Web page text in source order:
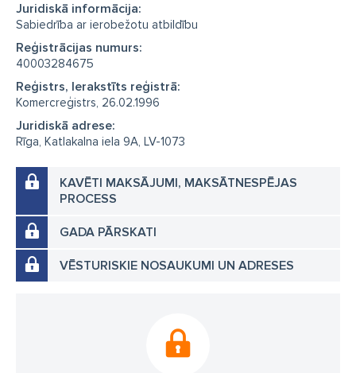
Juridiskā informācija:
Sabiedrība ar ierobežotu atbildību
Reģistrācijas numurs:
40003284675
Reģistrs, Ierakstīts reģistrā:
Komercreģistrs, 26.02.1996
Juridiskā adrese:
Rīga, Katlakalna iela 9A, LV-1073
KAVĒTI MAKSĀJUMI, MAKSĀTNESPĒJAS
PROCESS
GADA PĀRSKATI
VĒSTURISKIE NOSAUKUMI UN ADRESES